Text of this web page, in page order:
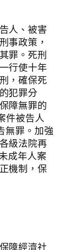
人、被害
事政策，
罪。死刑
行使十年
，確保死
犯罪分
障無罪的
件被告人
無罪。加強
級法院再
成年人案
機制，保
障經濟社